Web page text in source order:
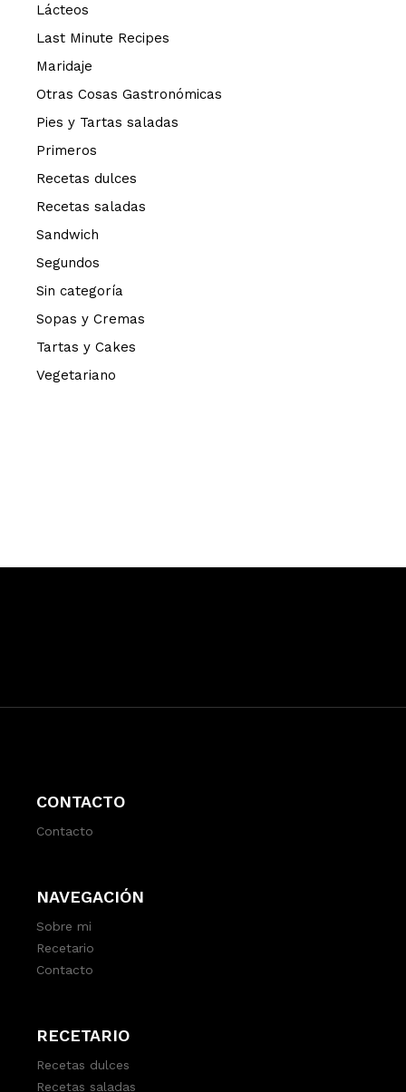
Lácteos
Last Minute Recipes
Maridaje
Otras Cosas Gastronómicas
Pies y Tartas saladas
Primeros
Recetas dulces
Recetas saladas
Sandwich
Segundos
Sin categoría
Sopas y Cremas
Tartas y Cakes
Vegetariano
CONTACTO
Contacto
NAVEGACIÓN
Sobre mi
Recetario
Contacto
RECETARIO
Recetas dulces
Recetas saladas